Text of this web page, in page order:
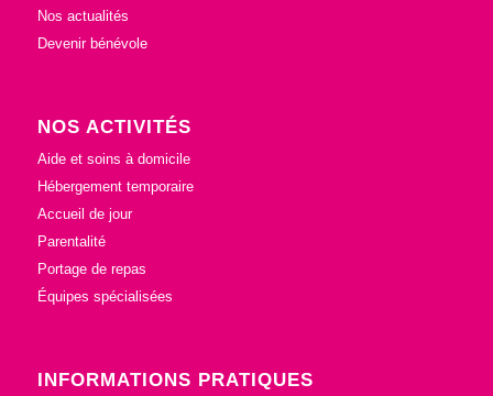
Nos actualités
Devenir bénévole
NOS ACTIVITÉS
Aide et soins à domicile
Hébergement temporaire
Accueil de jour
Parentalité
Portage de repas
Équipes spécialisées
INFORMATIONS PRATIQUES